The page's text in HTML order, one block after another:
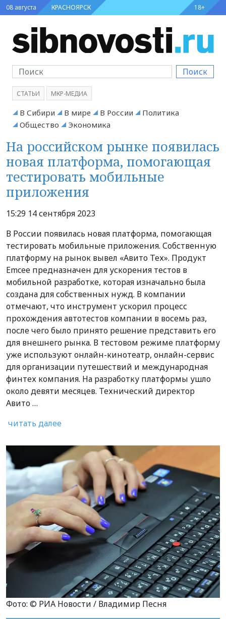
08 августа КРАСНОЯРСК 18+
Поиск
СТАТЬИ МКР-МЕДИА
В Сибири В мире В России
Политика
Общество
Экономика
На российском рынке появилась
новая платформа, помогающая
тестировать мобильные
приложения
15:29 14 сентября 2023
В России появилась новая платформа, помогающая
тестировать мобильные приложения. Собственную
платформу на рынок вывел «Авито Тех». Продукт
Emcee предназначен для ускорения тестов в
мобильной разработке, которая изначально была
создана для собственных нужд. В компании
отмечают, что инструмент ускорил процесс
прохождения автотестов компании в восемь раз,
после чего было принято решение представить его
для внешнего рынка. В тестовом режиме платформу
уже используют онлайн-кинотеатр, онлайн-сервис
для организации путешествий и международная
финтех компания. На разработку платформы ушло
около девяти месяцев. Технический директор
Авито …
читать далее
Фото: © РИА Новости / Владимир Песня